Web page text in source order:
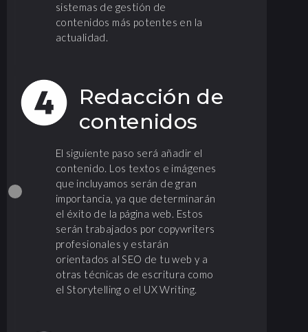
sistemas de gestión de
contenidos más potentes en la
actualidad.
Redacción de
contenidos
El siguiente paso será añadir el
contenido. Los textos e imágenes
que incluyamos serán de gran
importancia, ya que determinarán
el éxito de la página web. Estos
serán trabajados por copywriters
profesionales y estarán
orientados al SEO de tu web y a
otras técnicas de escritura como
el Storytelling o el UX Writing.